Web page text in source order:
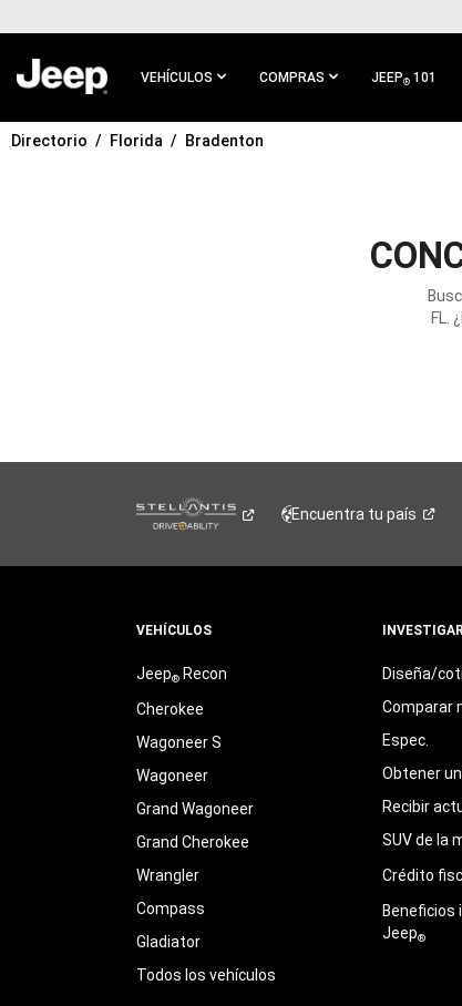
CONTENIDO
VEHÍCULOS COMPRAS JEEP® 101
IR A
Directorio Florida Bradenton
FL.
Encuentra tu país
VEHÍCULOS
Jeep®Recon
Cherokee
Wagoneer S
Wagoneer
Grand Wagoneer
Grand Cherokee
Wrangler
Compass
Gladiator
Todos los vehículos
Diseña/
Comparar
Espec.
Obtener
Recibir
SUV de la
Crédito
Beneficios
Jeep®